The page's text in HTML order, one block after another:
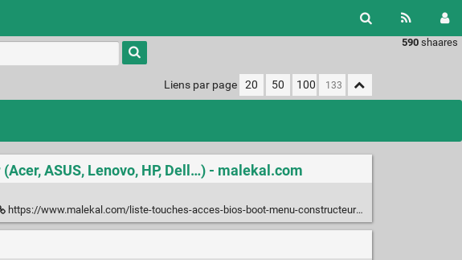
590 shaares
Type 1 or
more
charactersLiens par page 20 50 100
ASUS, Lenovo, HP, Dell…) - malekal.com
https://www.malekal.com/liste-touches-acces-bios-boot-menu-constructeur/